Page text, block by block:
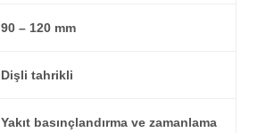
90 – 120 mm
Dişli tahrikli
Yakıt basınçlandırma ve zamanlama